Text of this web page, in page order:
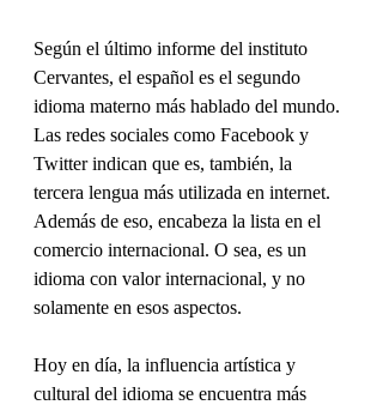
Según el último informe del instituto
Cervantes, el español es el segundo
idioma materno más hablado del mundo.
Las redes sociales como Facebook y
Twitter indican que es, también, la
tercera lengua más utilizada en internet.
Además de eso, encabeza la lista en el
comercio internacional. O sea, es un
idioma con valor internacional, y no
solamente en esos aspectos.
Hoy en día, la influencia artística y
cultural del idioma se encuentra más